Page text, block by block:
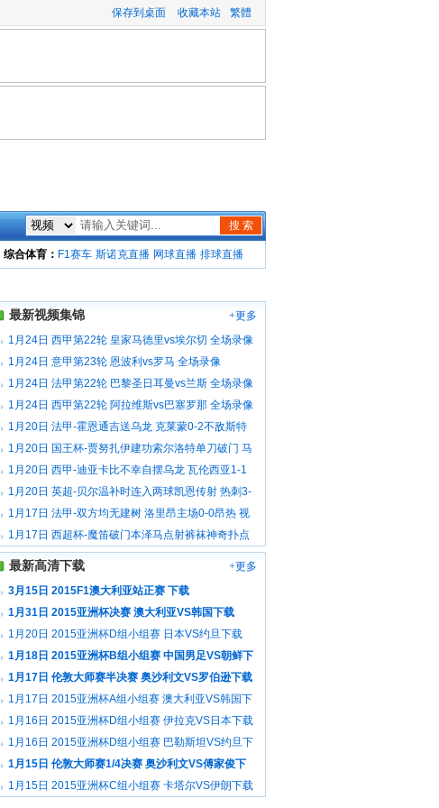
保存到桌面 收藏本站 繁體
搜 索
综合体育： F1赛车 斯诺克直播 网球直播 排球直播
最新视频集锦
+更多
1月24日 西甲第22轮 皇家马德里vs埃尔切 全场录像
1月24日 意甲第23轮 恩波利vs罗马 全场录像
1月24日 法甲第22轮 巴黎圣日耳曼vs兰斯 全场录像
1月24日 西甲第22轮 阿拉维斯vs巴塞罗那 全场录像
1月20日 法甲-霍恩通吉送乌龙 克莱蒙0-2不敌斯特
拉斯堡 视频集锦
1月20日 国王杯-贾努扎伊建功索尔洛特单刀破门 马
竞客场0-2皇家社会出局 视频集锦
1月20日 西甲-迪亚卡比不幸自摆乌龙 瓦伦西亚1-1
平塞维利亚 视频集锦
1月20日 英超-贝尔温补时连入两球凯恩传射 热刺3-
2神奇逆转莱斯特 视频集锦
1月17日 法甲-双方均无建树 洛里昂主场0-0昂热 视
频集锦
1月17日 西超杯-魔笛破门本泽马点射裤袜神奇扑点
皇马2-0毕巴夺冠 视频集锦
最新高清下载
+更多
3月15日 2015F1澳大利亚站正赛 下载
1月31日 2015亚洲杯决赛 澳大利亚VS韩国下载
1月20日 2015亚洲杯D组小组赛 日本VS约旦下载
1月18日 2015亚洲杯B组小组赛 中国男足VS朝鲜下
载1月17日 伦敦大师赛半决赛 奥沙利文VS罗伯逊下载
1月17日 2015亚洲杯A组小组赛 澳大利亚VS韩国下
载1月16日 2015亚洲杯D组小组赛 伊拉克VS日本下载
1月16日 2015亚洲杯D组小组赛 巴勒斯坦VS约旦下
载1月15日 伦敦大师赛1/4决赛 奥沙利文VS傅家俊下
载1月15日 2015亚洲杯C组小组赛 卡塔尔VS伊朗下载